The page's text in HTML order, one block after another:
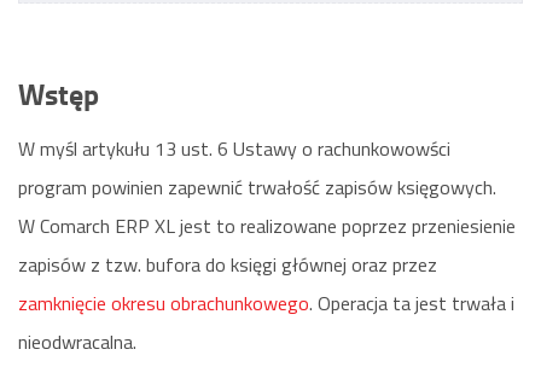
Wstęp
W myśl artykułu 13 ust. 6 Ustawy o rachunkowowści
program powinien zapewnić trwałość zapisów księgowych.
W Comarch ERP XL jest to realizowane poprzez przeniesienie
zapisów z tzw. bufora do księgi głównej oraz przez
zamknięcie okresu obrachunkowego. Operacja ta jest trwała i
nieodwracalna.